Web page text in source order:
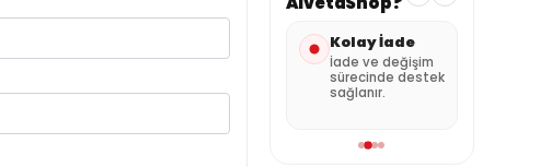
durumuna
İade ve değişim
sağlanır.
Özenli
Paketleme
Ürünler güvenli
şekilde hazırlanır.